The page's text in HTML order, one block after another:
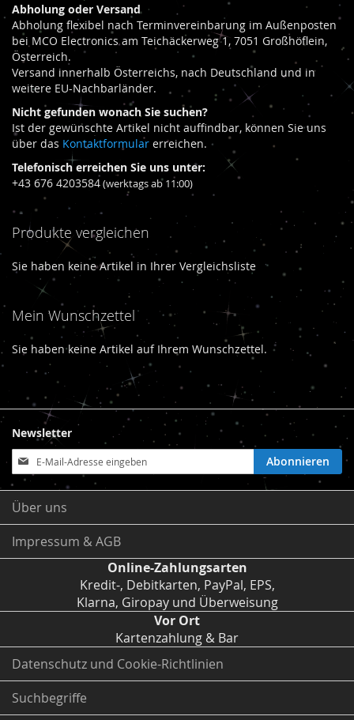
Abholung oder Versand
Abholung flexibel nach Terminvereinbarung im Außenposten
bei MCO Electronics am Teichäckerweg 1, 7051 Großhöflein,
Österreich.
Versand innerhalb Österreichs, nach Deutschland und in
weitere EU-Nachbarländer.
Nicht gefunden wonach Sie suchen?
Ist der gewünschte Artikel nicht auffindbar, können Sie uns
über das Kontaktformular erreichen.
Telefonisch erreichen Sie uns unter:
+43 676 4203584(werktags ab 11:00)
Produkte vergleichen
Sie haben keine Artikel in Ihrer Vergleichsliste
Mein Wunschzettel
Sie haben keine Artikel auf Ihrem Wunschzettel.
Newsletter
Anmeldung
zum
Newsletter:
Abonnieren
Über uns
Impressum & AGB
Online-Zahlungsarten
Kredit-, Debitkarten, PayPal, EPS,
Klarna, Giropay und Überweisung
Vor Ort
Kartenzahlung & Bar
Datenschutz und Cookie-Richtlinien
Suchbegriffe